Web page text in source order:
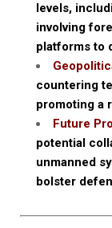
levels,
involving
platforms to
countering
promoting a
Future
potential
unmanned
bolster